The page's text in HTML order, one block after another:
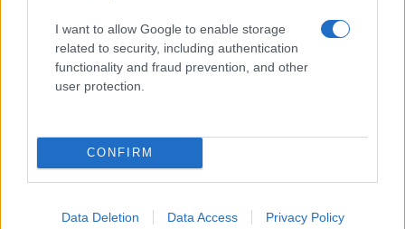
I want to allow Google to enable storage
related to security, including authentication
functionality and fraud prevention, and other
user protection.
CONFIRM
Data Deletion Data Access Privacy Policy
Calangianus, dopo le polemiche il centro
accoglienza minori chiude
Pausa caffè impeccabile: come scegliere la